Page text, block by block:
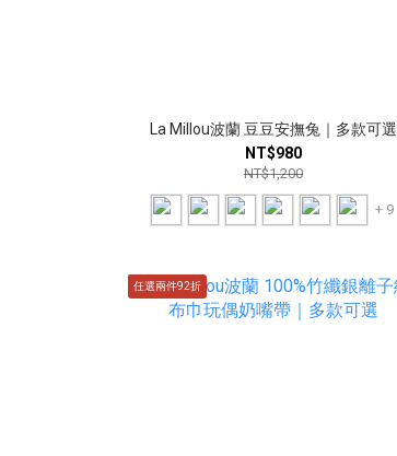
La Millou波蘭 豆豆安撫兔｜多款可選
NT$980
NT$1,200
+ 9
任選兩件92折